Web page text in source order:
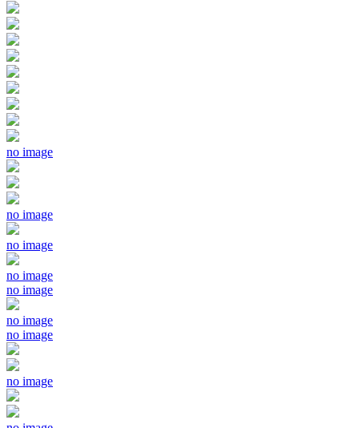
no image
no image
no image
no image
no image
no image
no image
no image